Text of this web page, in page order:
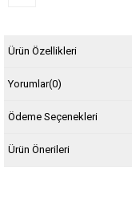
Ürün Özellikleri
Yorumlar(0)
Ödeme Seçenekleri
Ürün Önerileri